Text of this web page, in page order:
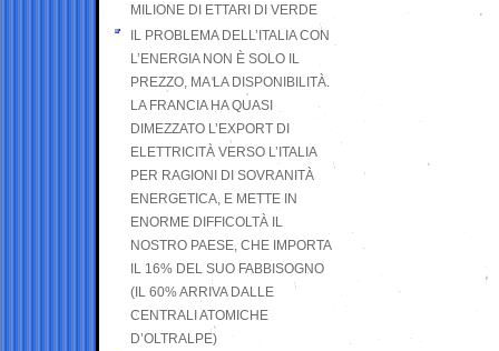
MILIONE DI ETTARI DI VERDE
IL PROBLEMA DELL’ITALIA CON
L’ENERGIA NON È SOLO IL
PREZZO, MA LA DISPONIBILITÀ.
LA FRANCIA HA QUASI
DIMEZZATO L’EXPORT DI
ELETTRICITÀ VERSO L’ITALIA
PER RAGIONI DI SOVRANITÀ
ENERGETICA, E METTE IN
ENORME DIFFICOLTÀ IL
NOSTRO PAESE, CHE IMPORTA
IL 16% DEL SUO FABBISOGNO
(IL 60% ARRIVA DALLE
CENTRALI ATOMICHE
D’OLTRALPE)